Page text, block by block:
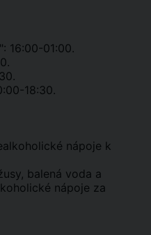
16:00-01:00.
18:30.
nápoje k
balená voda a
nápoje za